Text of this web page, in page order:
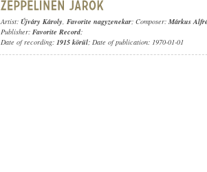
Artist: Újváry Károly, Favorite nagyzenekar; Composer: Márkus
Publisher: Favorite Record;
Date of recording: 1915 körül; Date of publication: 1970-01-01